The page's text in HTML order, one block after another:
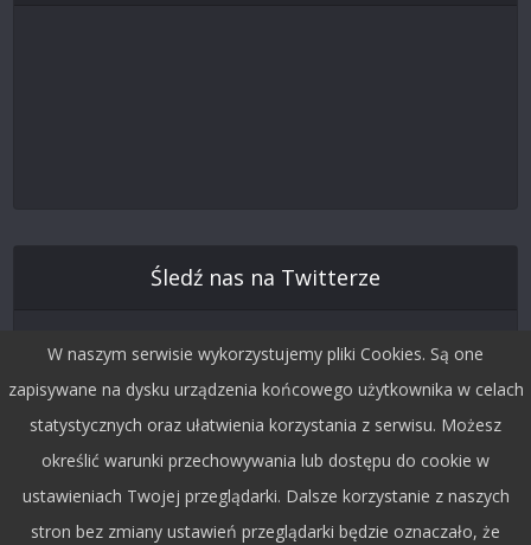
Śledź nas na Twitterze
W naszym serwisie wykorzystujemy pliki Cookies. Są one
zapisywane na dysku urządzenia końcowego użytkownika w celach
statystycznych oraz ułatwienia korzystania z serwisu. Możesz
określić warunki przechowywania lub dostępu do cookie w
ustawieniach Twojej przeglądarki. Dalsze korzystanie z naszych
stron bez zmiany ustawień przeglądarki będzie oznaczało, że